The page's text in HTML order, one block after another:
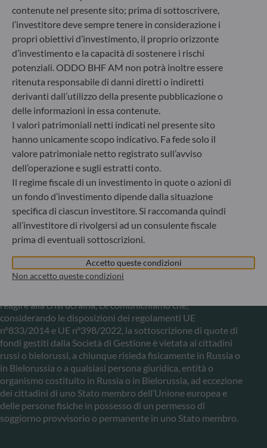
60329 Frankfurt am Main
Germania
+49 (0) 69 920 50 0
Società di gestione del risparmio autorizzata dal
Bundesanstalt für Finanzdienstleistungsaufsicht (“BaFin”)
Registro delle imprese : HRB 11971 Tribunale distrettuale
di Düsseldorf
ODDO BHF Asset Management LUX
6, rue Gabriel Lippmann
L-5365 Munsbach
Lussemburgo
+352 45 76 76 245
Società di gestione patrimoniale approvata dalla
Commission de Surveillance du Secteur Financier (CSSF) –
Registro commerciale: B 29891
Comunicazione sulle sanzioni dell'UE contro la Russia
reagire alla crisi ucraina, Le comunichiamo che,
considerando le disposizioni dei regolamenti UE
n°833/2014 e UE n°398/2022, la sottoscrizione di quote di
fondi gestiti dalla Società di Gestione è vietata ai cittadini
russi o bielorussi, a chiunque risieda fisicamente in Russia o
in Bielorussia o a qualsiasi persona giuridica, entità o
organismo costituito in Russia o in Bielorussia, ad eccezione
dei cittadini di uno Stato membro dell’Unione europea e
delle persone fisiche in possesso di un permesso di
soggiorno provvisorio o permanente in uno Stato membro.
contenute nel presente sito; prima di sottoscrivere,
l’investitore deve sempre tenere in considerazione i
propri obiettivi d’investimento, il proprio orizzonte
d’investimento e la capacità di sostenere i rischi
potenziali. ODDO BHF AM non potrà inoltre essere
ritenuta responsabile di danni diretti o indiretti
derivanti dall’utilizzo della presente pubblicazione o
delle informazioni in essa contenute.
I valori patrimoniali netti indicati nel presente sito
hanno unicamente scopo indicativo. Fa fede solo il
valore patrimoniale netto registrato sull’avviso
dell’operazione e sugli estratti conto.
Il regime fiscale di un investimento in quote o azioni di
un fondo d’investimento dipende dalla situazione
specifica di ciascun investitore. Si raccomanda quindi
all’investitore di rivolgersi ad un consulente fiscale
prima di eventuali sottoscrizioni.
Accetto queste condizioni
Non accetto queste condizioni